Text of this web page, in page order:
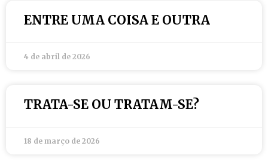
ENTRE UMA COISA E OUTRA
4 de abril de 2026
TRATA-SE OU TRATAM-SE?
18 de março de 2026